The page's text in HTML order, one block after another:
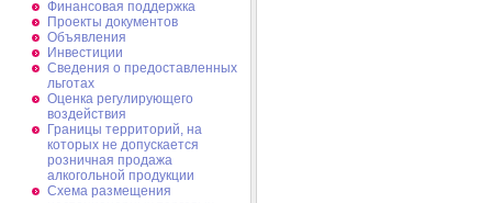
Финансовая поддержка
Проекты документов
Объявления
Инвестиции
Сведения о предоставленных
льготах
Оценка регулирующего
воздействия
Границы территорий, на
которых не допускается
розничная продажа
алкогольной продукции
Схема размещения